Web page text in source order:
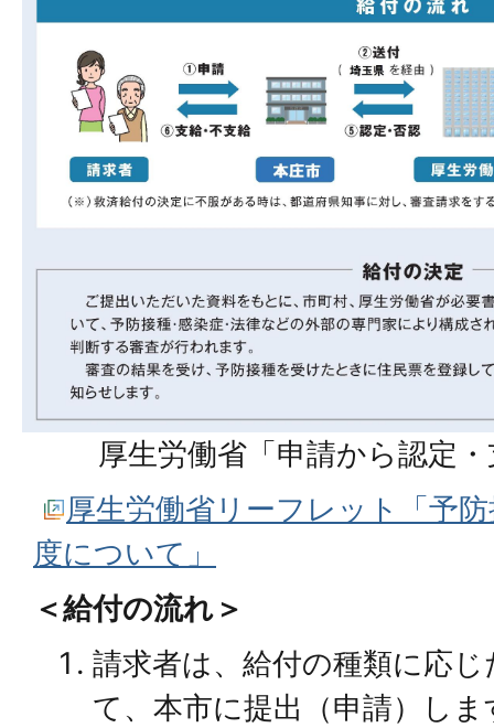
厚生労働省「申請から認定
厚生労働省リーフレット「予
度について」
＜給付の流れ＞
請求者は、給付の種類に応
て、本市に提出（申請）しま